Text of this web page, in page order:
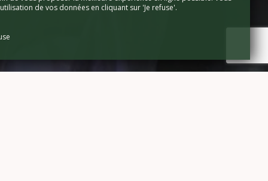
de vos données en cliquant sur 'Je refuse'.